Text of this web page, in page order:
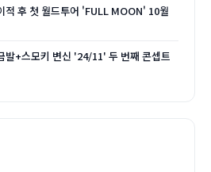
적 후 첫 월드투어 'FULL MOON' 10월
발+스모키 변신 '24/11' 두 번째 콘셉트